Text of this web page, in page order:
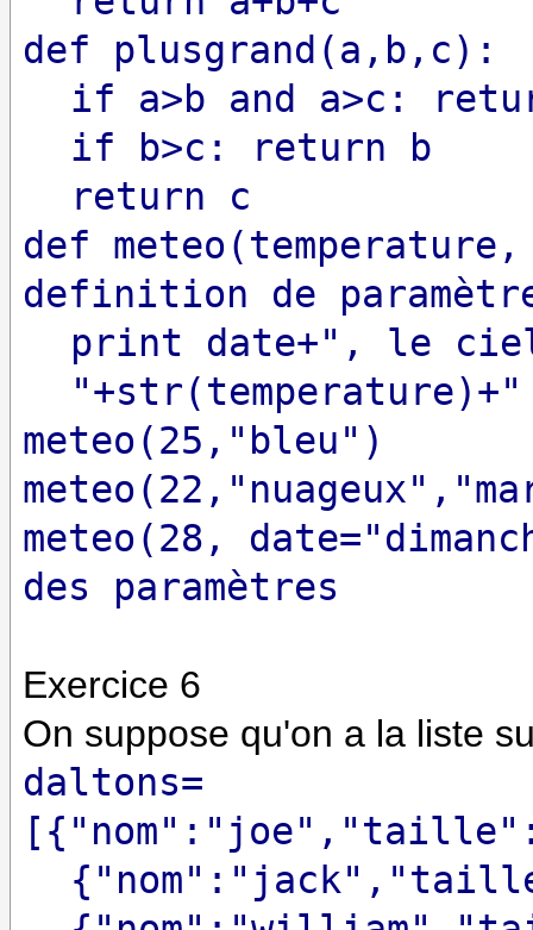
def plusgrand(a,b,c):
if a>b and a>c:
if b>c: return b
return c
def
definition de
print date+", le
meteo(25,"bleu")
meteo(28,
des paramètres
Exercice 6
On suppose qu'on a la liste
daltons=